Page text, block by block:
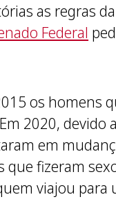
as regras
Federal
os homens
2020, devido
em
fizeram
viajou para